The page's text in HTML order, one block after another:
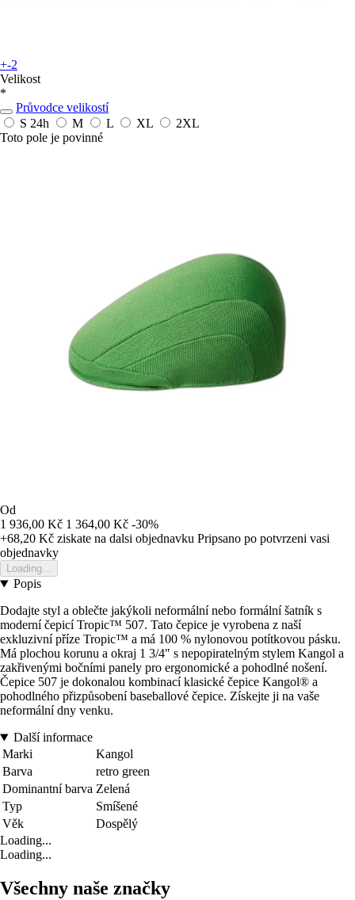
+-2
Velikost
*
Průvodce velikostí
S 24h M L XL
2XL
Toto pole je povinné
Od
1 936,00 Kč 1 364,00 Kč -30%
+68,20 Kč ziskate na dalsi objednavku Pripsano po potvrzeni vasi
objednavky
Loading...
Popis
Dodajte styl a oblečte jakýkoli neformální nebo formální šatník s
moderní čepicí Tropic™ 507. Tato čepice je vyrobena z naší
exkluzivní příze Tropic™ a má 100 % nylonovou potítkovou pásku.
Má plochou korunu a okraj 1 3/4" s nepopiratelným stylem Kangol a
zakřivenými bočními panely pro ergonomické a pohodlné nošení.
Čepice 507 je dokonalou kombinací klasické čepice Kangol® a
pohodlného přizpůsobení baseballové čepice. Získejte ji na vaše
neformální dny venku.
Další informace
Marki
Kangol
Barva
retro green
Dominantní barva Zelená
Typ
Smíšené
Věk
Dospělý
Loading...
Loading...
Všechny naše značky